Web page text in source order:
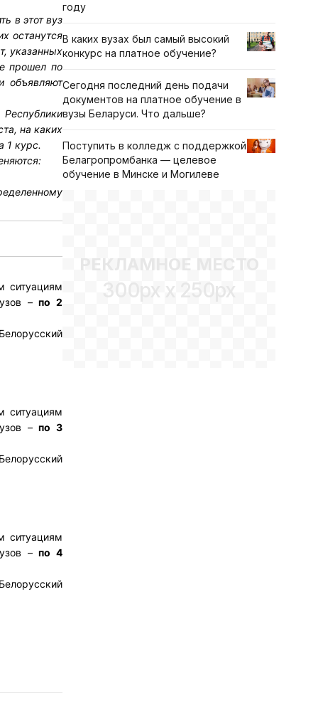
в этот вуз
останутся
указанных
прошел по
объявляют
на каких
1 курс.
ситуациям
–по 2
ситуациям
–по 3
ситуациям
–по 4
году
В каких вузах был самый высокий
конкурс на платное обучение?
Сегодня последний день подачи
документов на платное обучение в
вузы Беларуси. Что дальше?
Поступить в колледж с поддержкой
Белагропромбанка — целевое
обучение в Минске и Могилеве
РЕКЛАМНОЕ МЕСТО
300px x 250px